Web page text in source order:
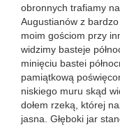
obronnych trafiamy
Augustianów z
moim gościom przy
widzimy basteje
minięciu bastei
pamiątkową
niskiego muru skąd
dołem rzeką, której
jasna. Głęboki jar